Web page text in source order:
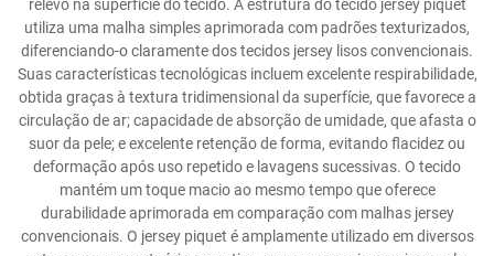
relevo na superfície do tecido. A estrutura do tecido jersey piquet
utiliza uma malha simples aprimorada com padrões texturizados,
diferenciando-o claramente dos tecidos jersey lisos convencionais.
Suas características tecnológicas incluem excelente respirabilidade,
obtida graças à textura tridimensional da superfície, que favorece a
circulação de ar; capacidade de absorção de umidade, que afasta o
suor da pele; e excelente retenção de forma, evitando flacidez ou
deformação após uso repetido e lavagens sucessivas. O tecido
mantém um toque macio ao mesmo tempo que oferece
durabilidade aprimorada em comparação com malhas jersey
convencionais. O jersey piquet é amplamente utilizado em diversos